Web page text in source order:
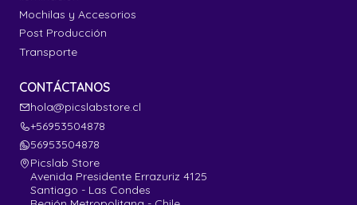
Mochilas y Accesorios
Post Producción
Transporte
CONTÁCTANOS
hola@picslabstore.cl
+56953504878
56953504878
Picslab Store
Avenida Presidente Errazuriz 4125
Santiago - Las Condes